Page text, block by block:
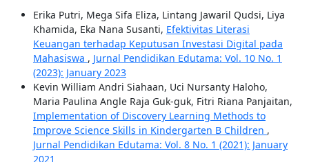
Erika Putri, Mega Sifa Eliza, Lintang Jawaril Qudsi, Liya
Khamida, Eka Nana Susanti, Efektivitas Literasi
Keuangan terhadap Keputusan Investasi Digital pada
Mahasiswa , Jurnal Pendidikan Edutama: Vol. 10 No. 1
(2023): January 2023
Kevin William Andri Siahaan, Uci Nursanty Haloho,
Maria Paulina Angle Raja Guk-guk, Fitri Riana Panjaitan,
Implementation of Discovery Learning Methods to
Improve Science Skills in Kindergarten B Children ,
Jurnal Pendidikan Edutama: Vol. 8 No. 1 (2021): January
2021